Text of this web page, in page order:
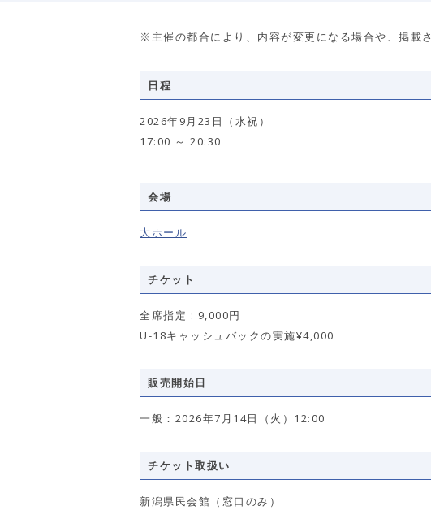
※主催の都合により、内容が変更になる場合や、掲載
日程
2026年9月23日（水祝）
17:00 ～ 20:30
会場
大ホール
チケット
全席指定 : 9,000円
U-18キャッシュバックの実施¥4,000
販売開始日
一般：2026年7月14日（火）12:00
チケット取扱い
新潟県民会館（窓口のみ）